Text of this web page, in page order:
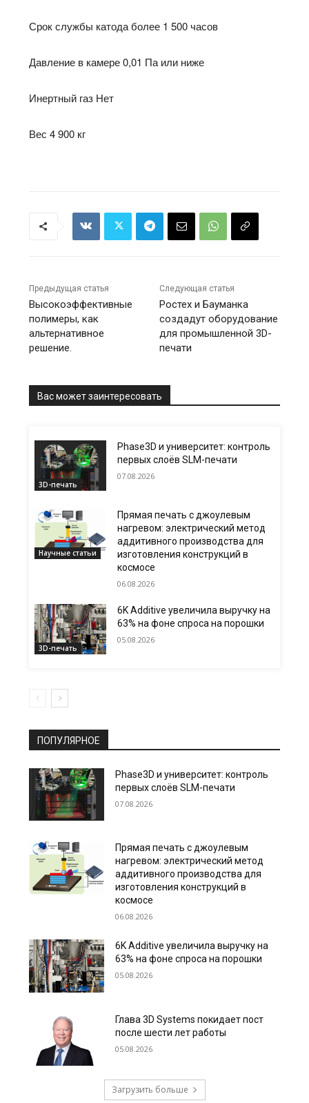
Срок службы катода более 1 500 часов
Давление в камере 0,01 Па или ниже
Инертный газ Нет
Вес 4 900 кг
Предыдущая статья
Высокоэффективные
полимеры, как
альтернативное
решение.
Следующая статья
Ростех и Бауманка
создадут оборудование
для промышленной 3D-
печати
Вас может заинтересовать
3D-печать
Phase3D и университет: контроль
первых слоёв SLM-печати
07.08.2026
Научные статьи
Прямая печать с джоулевым
нагревом: электрический метод
аддитивного производства для
изготовления конструкций в
космосе
06.08.2026
3D-печать
6K Additive увеличила выручку на
63% на фоне спроса на порошки
05.08.2026
ПОПУЛЯРНОЕ
Phase3D и университет: контроль
первых слоёв SLM-печати
07.08.2026
Прямая печать с джоулевым
нагревом: электрический метод
аддитивного производства для
изготовления конструкций в
космосе
06.08.2026
6K Additive увеличила выручку на
63% на фоне спроса на порошки
05.08.2026
Глава 3D Systems покидает пост
после шести лет работы
05.08.2026
Загрузить больше